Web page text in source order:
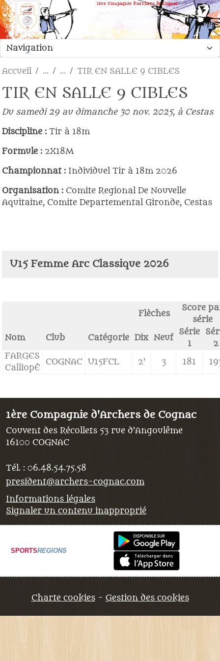
1ère Compagnie d'Archers de Cognac
Accueil TIR EN SALLE 9 CIBLES
TIR EN SALLE 9 CIBLES
Du samedi 29 au dimanche 30 nov. 2025, à Cestas
Discipline : Tir à 18m
Formule : 2X18M
Championnat : Individuel Tir à 18m 2026
Organisation : Comite Regional De Nouvelle
Aquitaine, Comite Departemental Gironde, Cestas
U15 Femme Arc Classique 2026
Flèches
Score
série
Nom
Club Catégorie Dix Neuf
Série
1
2
FARGES
CalliopÉ
COGNAC U15FCL 2' 3 181
1ère Compagnie d'Archers de Cognac
Couvent des Récollets 53 rue d'Angoulême
16100 COGNAC
Tél. : 06.48.54.75.58
president@archers-cognac.com
Informations légales
Signaler un contenu inapproprié
SPORTSREGIONS
Charte cookies Gestion des cookies
Panneau de gestion des cookies